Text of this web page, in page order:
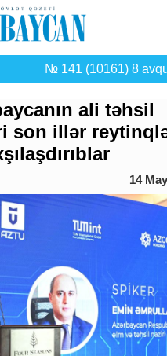
№ 141 (10161) 8
ali təhsil
son illər
14